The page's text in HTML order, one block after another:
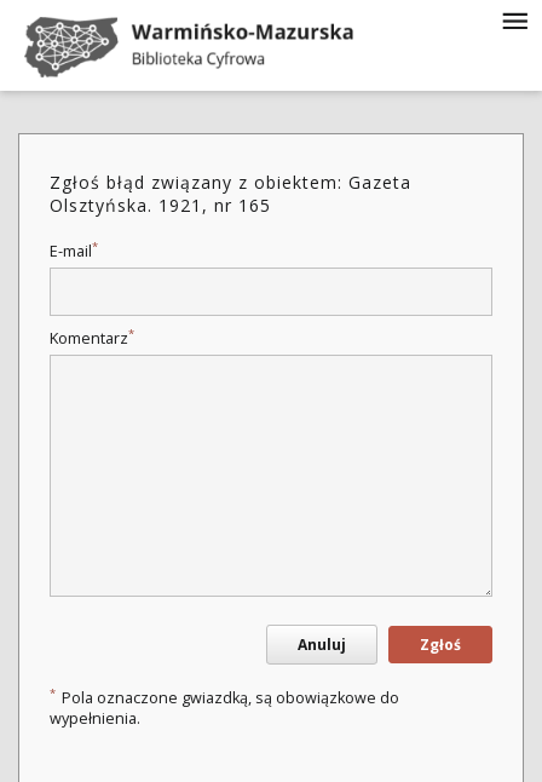
Zgłoś błąd związany z obiektem: Gazeta
Olsztyńska. 1921, nr 165
E-mail*
Komentarz*
Anuluj Zgłoś
* Pola oznaczone gwiazdką, są obowiązkowe do
wypełnienia.